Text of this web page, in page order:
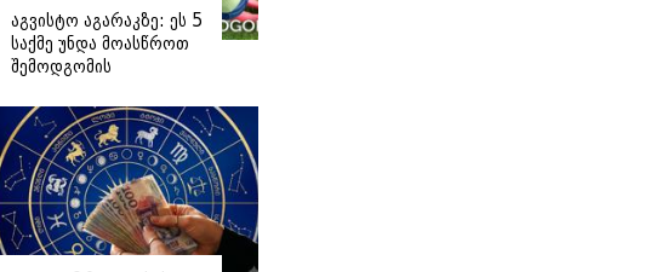
აგვისტო აგარაკზე: ეს 5
საქმე უნდა მოასწროთ
შემოდგომის